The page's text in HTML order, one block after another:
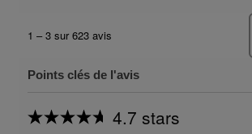
Points clés de l'avis
4.7 stars
Average